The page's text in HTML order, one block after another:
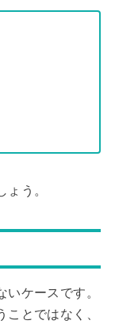
う。
ケースです。
とではなく、